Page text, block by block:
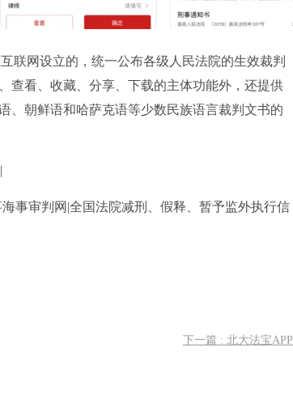
联网设立的，统一公布各级人民法院的生效裁判
查看、收藏、分享、下载的主体功能外，还提供
、朝鲜语和哈萨克语等少数民族语言裁判文书的
事审判网|全国法院减刑、假释、暂予监外执行信
下一篇 : 北大法宝APP